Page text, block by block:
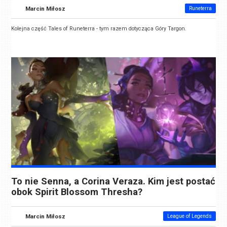
Marcin Miłosz Runeterra
Kolejna część Tales of Runeterra - tym razem dotycząca Góry Targon.
To nie Senna, a Corina Veraza. Kim jest postać
obok Spirit Blossom Thresha?
Marcin Miłosz League of Legends